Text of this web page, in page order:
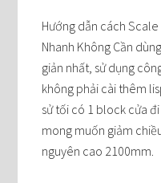
Hướng dẫn cách Scale
Nhanh Không Cần
giản nhất, sử dụng
không phải cài thêm
sử tối có 1 block cửa
mong muốn giảm
nguyên cao 2100mm.